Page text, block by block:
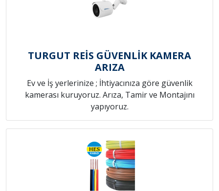
TURGUT REİS GÜVENLİK KAMERA
ARIZA
Ev ve İş yerlerinize ; İhtiyacınıza göre güvenlik
kamerası kuruyoruz. Arıza, Tamir ve Montajını
yapıyoruz.